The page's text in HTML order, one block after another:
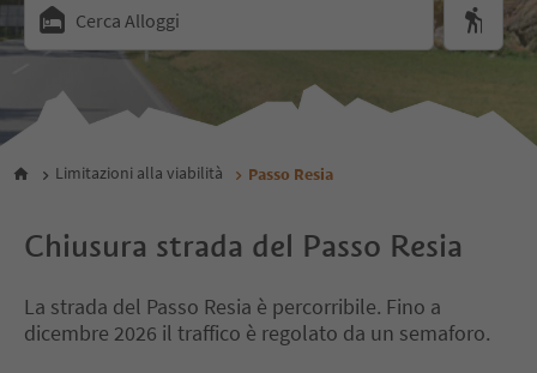
Cerca Alloggi
Limitazioni alla viabilità Passo Resia
Chiusura strada del Passo Resia
La strada del Passo Resia è percorribile. Fino a
dicembre 2026 il traffico è regolato da un semaforo.